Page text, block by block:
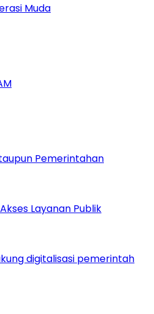
Muda
Pemerintahan
Layanan Publik
digitalisasi pemerintah